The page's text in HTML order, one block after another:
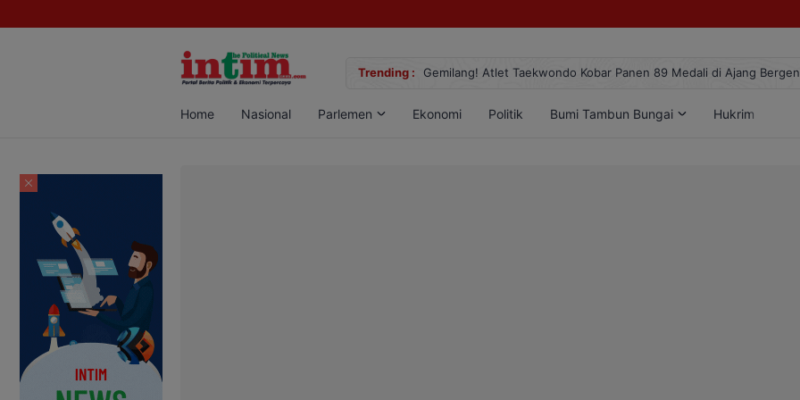
Trending :
Sabu di Pangkalan Bun, Dua Pelaku Diamankan Gemilang! Atlet Taekwondo Kobar Panen 89 Medali di Ajang
Home Nasional Parlemen Ekonomi Politik Bumi Tambun Bungai Hukrim